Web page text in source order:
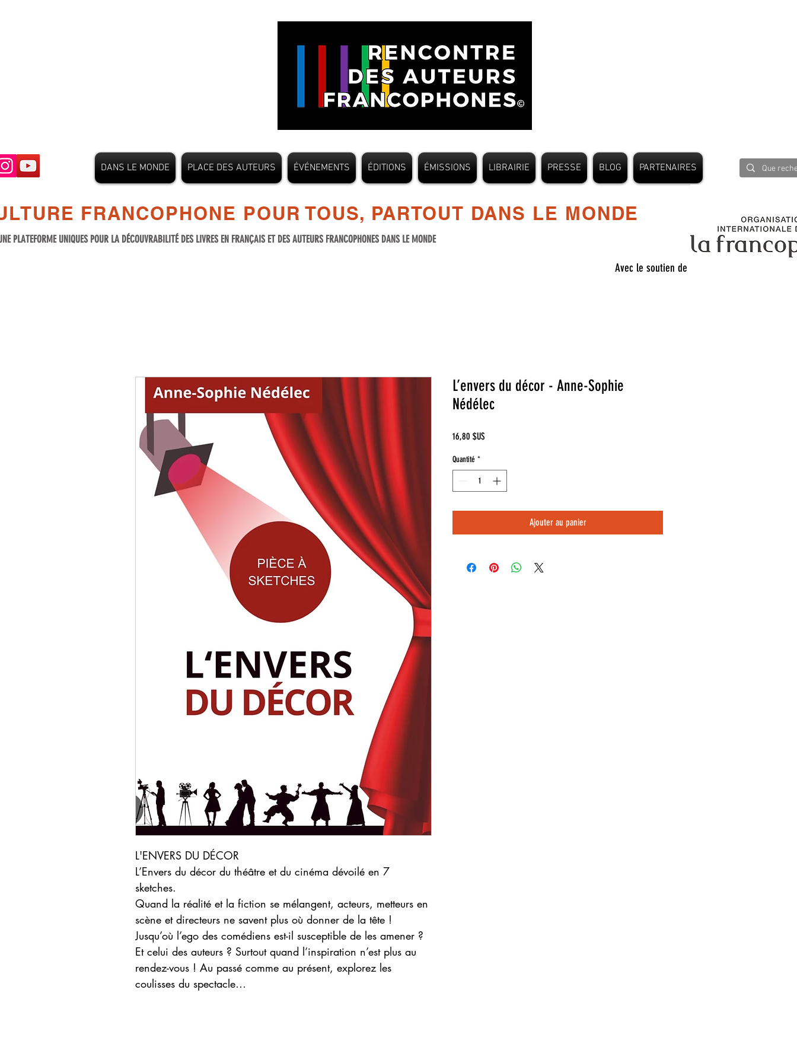
DANS LE MONDE PLACE DES AUTEURS ÉVÉNEMENTS ÉDITIONS ÉMISSIONS LIBRAIRIE PRESSE BLOG PARTENAIRES
FRANCOPHONE POUR TOUS, PARTOUT DANS LE MONDE
PLATEFORME UNIQUES POUR LA DÉCOUVRABILITÉ DES LIVRES EN FRANÇAIS ET DES AUTEURS FRANCOPHONES DANS LE MONDE
Avec le soutien de
L'ENVERS DU DÉCOR
L’Envers du décor du théâtre et du cinéma dévoilé en 7
sketches.
Quand la réalité et la fiction se mélangent, acteurs, metteurs en
scène et directeurs ne savent plus où donner de la tête !
Jusqu’où l’ego des comédiens est-il susceptible de les amener ?
Et celui des auteurs ? Surtout quand l’inspiration n’est plus au
rendez-vous ! Au passé comme au présent, explorez les
coulisses du spectacle…
L’envers du décor - Anne-Sophie
Nédélec
16,80 $US
Quantité *
Ajouter au panier